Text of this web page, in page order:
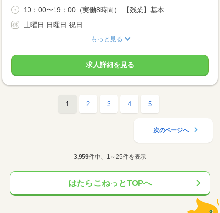
10：00〜19：00（実働8時間） 【残業】基本...
土曜日 日曜日 祝日
もっと見る
求人詳細を見る
1 2 3 4 5
次のページへ
3,959件中、1～25件を表示
はたらこねっとTOPへ